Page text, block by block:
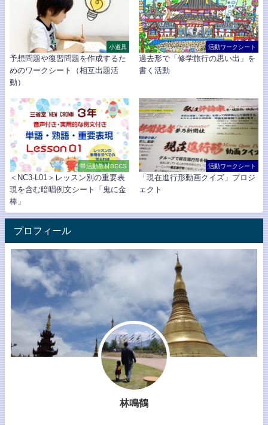
小道具
予想問題や復習問題を作成するた
めのワークシート（相互出題活
動）
活動ワークシート
過去形で「修学旅行の思い出」を
書く活動
帯活動教材BECS
＜NC3-L01＞レッスン別の重要表
現を含む暗唱例文シート「鬼に金
棒」
活動ワークシート
「現在進行形動画クイズ」プロジ
ェクト
プロフィール
林鳴鶴